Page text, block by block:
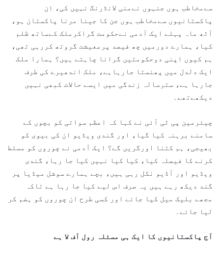
سےمخاطب ہوں جنہوں نےمنی لانڈرنگ نہیں کی، ان
پاکستانیوں سےمخاطب ہوں جن کا جینا مرنا پاکستان ہو،
آٹھ ماہ پہلے ایک آدمی نےحکومت گراکرملک کےساتھ ظلم
کیا، ہمارے دورمیں چھ فیصد پرمعیشت گروتھ کررہی تھی،
ہم کیوں اپنی دوحکومتیں گرانا چاہتے ہیں؟ ہمارا ملک
ایک دلدل میں پھنستا جارہاہے، ملک اندھیرے کی طرف
جارہا ہے، سترسالہ زندگی میں ایسے حالات کبھی نہیں
دیکھےتھے۔
چیئرمین پی ٹی آئی نے کہا کہ اعظم سواتی کو بچوں کے
سامنے برہنہ کیا گیا، اور گندی ویڈیو ان کی بیوی کو
بھیجی، ہم کتنا اورگریں گے؟ ایک آدمی نے چوروں کو مسلط
کرنے کا فیصلہ کیا، کیا کیا نہیں کیا جا رہا، گندی
ویڈیو اور آڈیو نکل رہی ہیں، بچے ہمارے سوشل میڈیا پر
گند دیکھ رہے ہیں یہ صرف اس لیے کیا جا رہا ہے تاکہ
مجھے بلیک میل کیا جائے اور کسی طرح ان چوروں کو ہضم کر
لیا جائے۔
آج پاکستانیوں کا ایک ہی مسئلہ رول آف لا ہے